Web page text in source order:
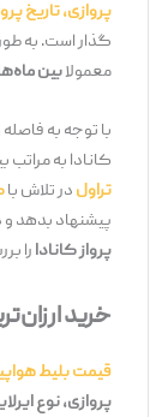
پروازی، تاریخ پروازی
گذار است. به طور کلی
معمولابین ماه‌ها ژوئن
با توجه به فاصله و
کانادا به مراتب
در تلاش با
پیشنهاد بدهد و در
پرواز کانادارا بررسی
خرید ارزان‌ترین
قیمت بلیط هواپیما
پروازی، نوع ایرلاین،